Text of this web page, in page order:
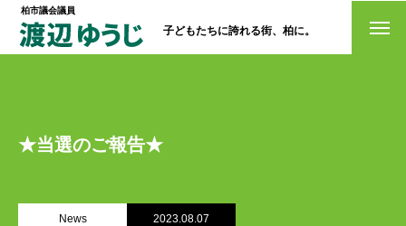
柏市議会議員
子どもたちに誇れる街、柏に。
★当選のご報告★
News 2023.08.07